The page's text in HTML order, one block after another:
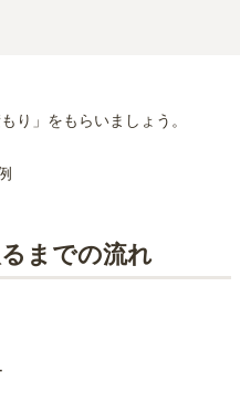
り」をもらいましょう。
るまでの流れ